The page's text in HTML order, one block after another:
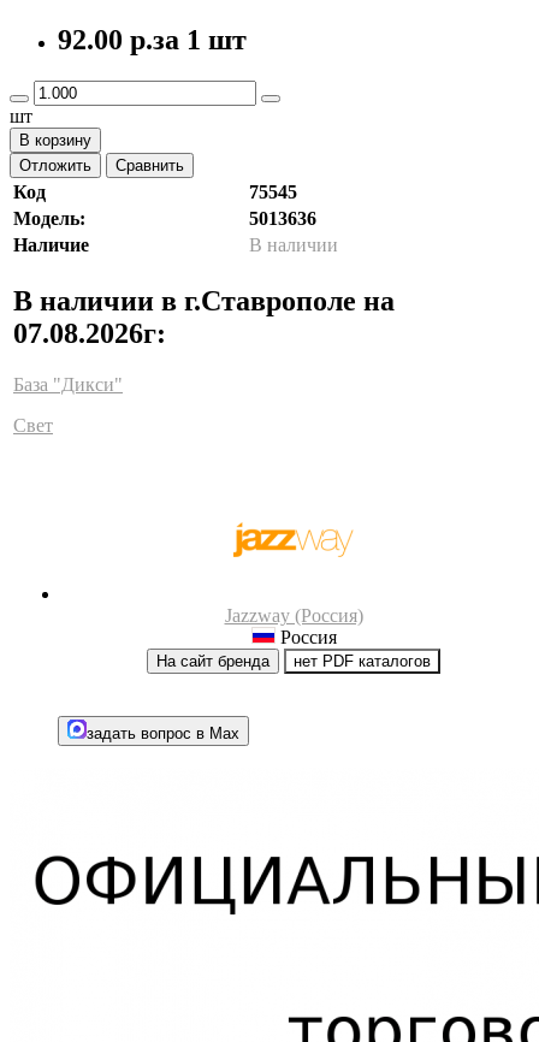
92.00 р.за 1 шт
шт
В корзину
Отложить
Сравнить
Код
75545
Модель:
5013636
Наличие
В наличии
В наличии в г.Ставрополе на
07.08.2026г:
База "Дикси"
Свет
Jazzway (Россия)
Россия
На сайт бренда нет PDF каталогов
задать вопрос в Max